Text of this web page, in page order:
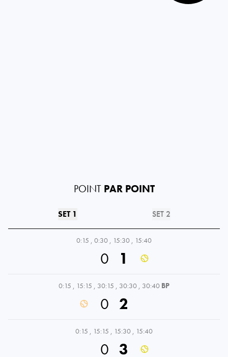
POINT PAR POINT
SET 1 SET 2
0:15 , 0:30 , 15:30 , 15:40
0 1
0:15 , 15:15 , 30:15 , 30:30 , 30:40 BP
0 2
0:15 , 15:15 , 15:30 , 15:40
0 3